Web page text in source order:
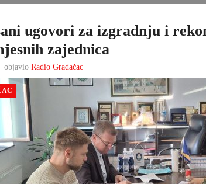
GRADAČCA
ugovori za izgradnju i
zajednica
objavio Radio Gradačac